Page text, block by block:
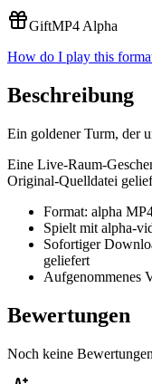
GiftMP4 Alpha
How do I play this
Beschreibung
Ein goldener Turm, der
Eine Live-Raum-
Original-Quelldatei
Format: alpha
Spielt mit alpha-
Sofortiger
geliefert
Aufgenommenes
Bewertungen
Noch keine